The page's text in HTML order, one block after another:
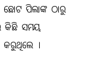
ପିଲାଙ୍କ ଠାରୁ
କିଛି ସମୟ
କରୁଥିଲେ ।